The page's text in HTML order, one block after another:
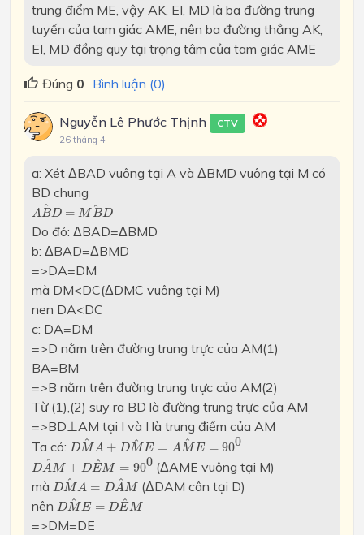
trung điểm ME, vậy AK, EI, MD là ba đường trung
tuyến của tam giác AME, nên ba đường thẳng AK,
EI, MD đồng quy tại trọng tâm của tam giác AME
Đúng 0 Bình luận (0)
Nguyễn Lê Phước Thịnh CTV
26 tháng 4
a: Xét ΔBAD vuông tại A và ΔBMD vuông tại M có
BD chung
^
ABD = ^
M BD
B MBD
Do đó: ΔBAD=ΔBMD
b: ΔBAD=ΔBMD
=>DA=DM
mà DM<DC(ΔDMC vuông tại M)
nen DA<DC
c: DA=DM
=>D nằm trên đường trung trực của AM(1)
BA=BM
=>B nằm trên đường trung trực của AM(2)
Từ (1),(2) suy ra BD là đường trung trực của AM
=>BD⊥AM tại I và I là trung điểm của AM
Ta có:
^
DMA + ^
DME = ^
AME = 900
M + ME E^
^
DAM + ^
DEM = 900
A M ^ 0
(ΔAME vuông tại M)
mà
^
DMA = ^
DAM
MA M
(ΔDAM cân tại D)
nên
^
DME = ^
DEM
DME^ DE M^
=>DM=DE